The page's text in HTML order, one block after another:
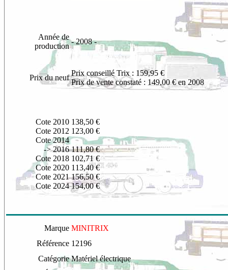
Année de
production
- 2008 -
Prix du neuf
Prix conseillé Trix : 159,95 €
Prix de vente constaté : 149,00 € en 2008
Cote 2010
Cote 2012
Cote 2014
-> 2016
Cote 2018
Cote 2020
Cote 2021
Cote 2024
138,50 €
123,00 €
111,80 €
102,71 €
113,40 €
156,50 €
154,00 €
Marque MINITRIX
Référence 12196
Catégorie Matérielélectrique